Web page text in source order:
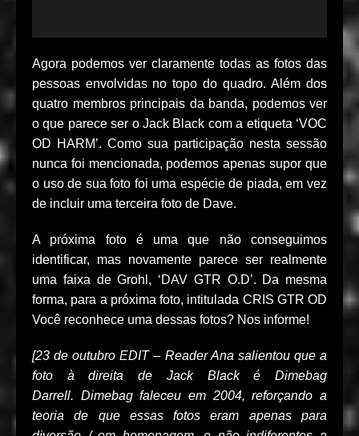
Agora podemos ver claramente todas as fotos das
pessoas envolvidas no topo do quadro. Além dos
quatro membros principais da banda, podemos ver
o que parece ser o Jack Black com a etiqueta ‘VOC
OD HARM’. Como sua participação nesta sessão
nunca foi mencionada, podemos apenas supor que
o uso de sua foto foi uma espécie de piada, em vez
de incluir uma terceira foto de Dave.
A próxima foto é uma que não conseguimos
identificar, mas novamente parece ser realmente
uma faixa de Grohl, ‘DAV GTR O.D’. Da mesma
forma, para a próxima foto, intitulada CRIS GTR OD
Você reconhece uma dessas fotos? Nos informe!
[23 de outubro EDIT – Reader Ana salientou que a
foto à direita de Jack Black é Dimebag
Darrell. Dimebag faleceu em 2004, reforçando a
teoria de que essas fotos eram apenas para